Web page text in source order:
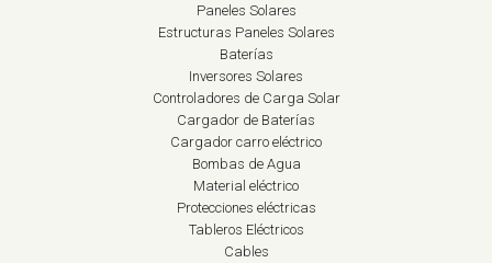
Paneles Solares
Estructuras Paneles Solares
Baterías
Inversores Solares
Controladores de Carga Solar
Cargador de Baterías
Cargador carro eléctrico
Bombas de Agua
Material eléctrico
Protecciones eléctricas
Tableros Eléctricos
Cables